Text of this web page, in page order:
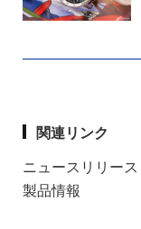
関連リンク
ニュースリリース
製品情報